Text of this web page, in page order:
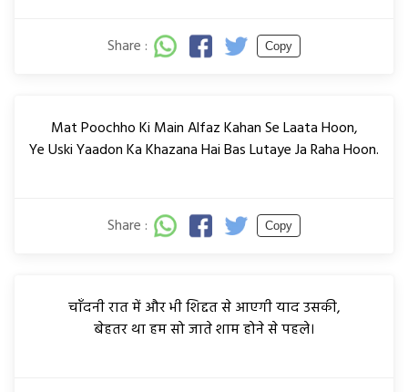
Share : Copy
Mat Poochho Ki Main Alfaz Kahan Se Laata Hoon,
Ye Uski Yaadon Ka Khazana Hai Bas Lutaye Ja Raha Hoon.
Share : Copy
चाँदनी रात में और भी शिद्दत से आएगी याद उसकी,
बेहतर था हम सो जाते शाम होने से पहले।